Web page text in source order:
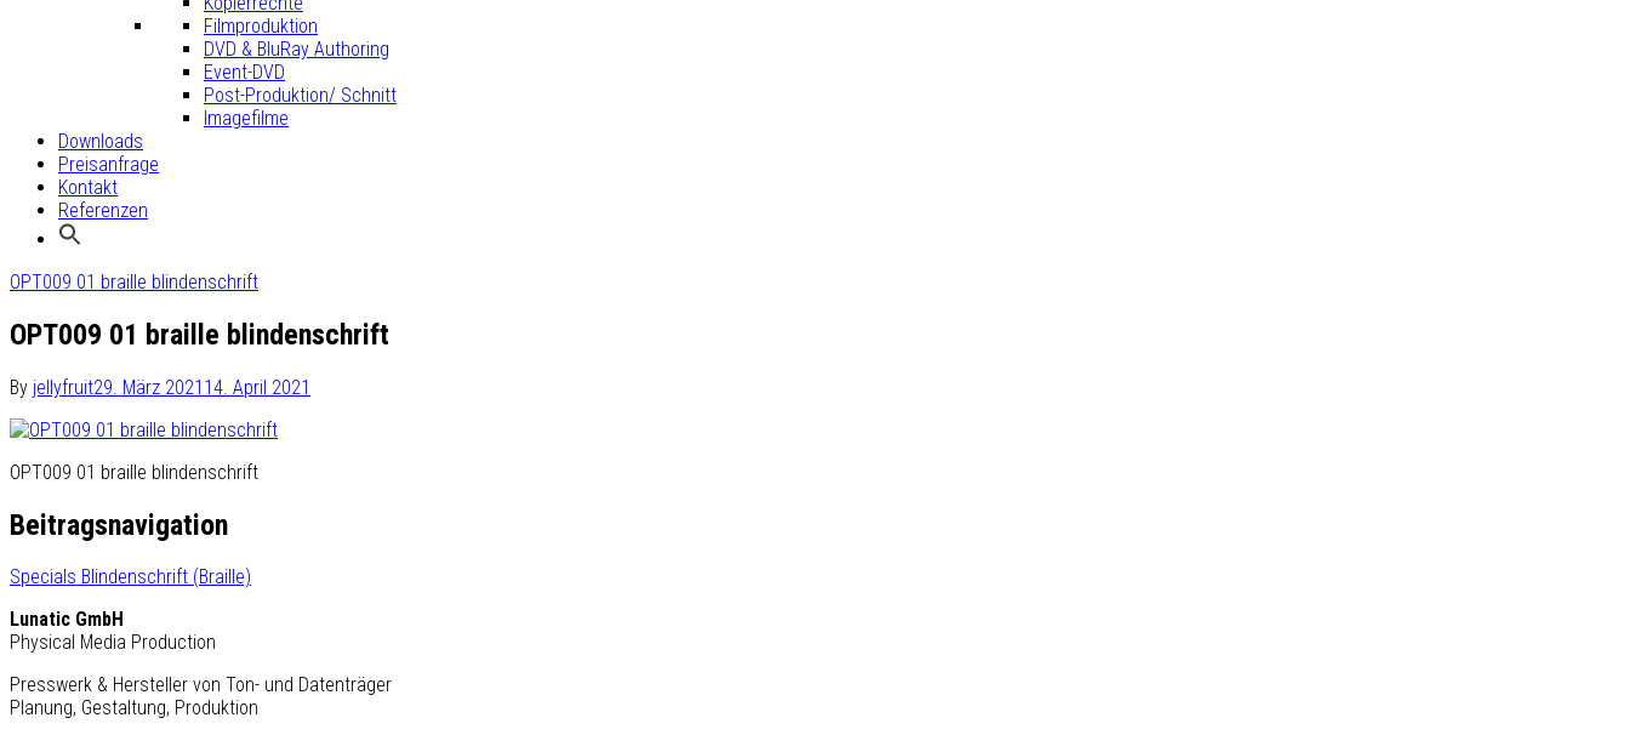
Filmproduktion
DVD & BluRay Authoring
Event-DVD
Post-Produktion/ Schnitt
Imagefilme
Downloads
Preisanfrage
Kontakt
Referenzen
OPT009 01 braille blindenschrift
OPT009 01 braille blindenschrift
By jellyfruit29. März 2021 14. April 2021
OPT009 01 braille blindenschrift
Beitragsnavigation
Specials Blindenschrift (Braille)
Lunatic GmbH
Physical Media Production
Presswerk & Hersteller von Ton- und Datenträger
Planung, Gestaltung, Produktion